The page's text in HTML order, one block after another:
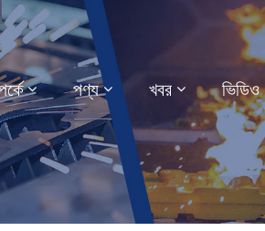
পণ্য খবর ভিডিও